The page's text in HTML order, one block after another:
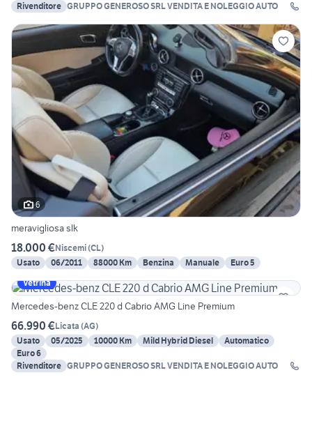
Rivenditore GRUPPO GENEROSO SRL VENDITA E NOLEGGIO AUTO
6
meravigliosa slk
18.000 €Niscemi(CL)
Usato
06/2011 88000 Km Benzina Manuale
Euro 5
Vetrina
Mercedes-benz CLE 220 d Cabrio AMG Line Premium
66.990 €Licata (AG)
Usato
05/2025 10000 Km Mild Hybrid Diesel
Automatico
Euro 6
Rivenditore GRUPPO GENEROSO SRL VENDITA E NOLEGGIO AUTO